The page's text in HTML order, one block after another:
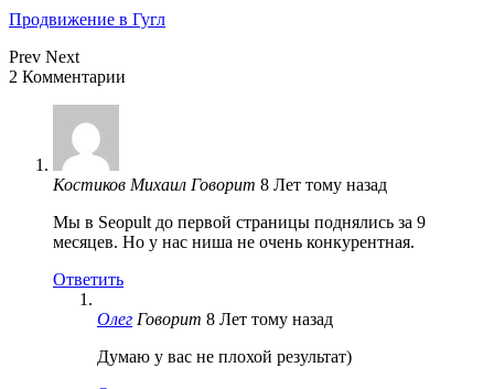
Продвижение в Гугл
Prev Next
2 Комментарии
Костиков Михаил Говорит 8 Лет тому назад
Мы в Seopult до первой страницы поднялись за 9
месяцев. Но у нас ниша не очень конкурентная.
Ответить
Олег Говорит 8 Лет тому назад
Думаю у вас не плохой результат)